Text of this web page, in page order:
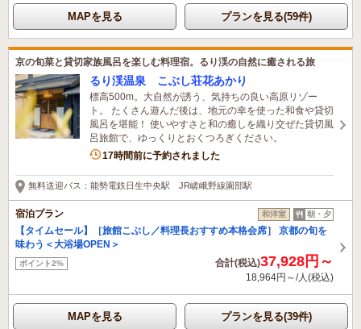
MAPを見る プランを見る(59件)
京の旬菜と貸切家族風呂を楽しむ料理宿。るり渓の自然に癒される旅
るり渓温泉 こぶし荘花あかり
標高500m。大自然が誘う、気持ちの良い高原リゾー
ト。 たくさん遊んだ後は、地元の幸を使った和食や貸切
風呂を堪能！ 使いやすさと和の癒しを織り交ぜた貸切風
呂旅館で、ゆっくりとおくつろぎください。
1名がこの宿を見ています
17時間前に予約されました
無料送迎バス：能勢電鉄日生中央駅 JR嵯峨野線園部駅
宿泊プラン 和洋室 朝・夕
【タイムセール】［旅館こぶし／料理長おすすめ本格会席］ 京都の旬を
味わう＜大浴場OPEN＞
ポイント2% 合計(税込)37,928円～
18,964円～/人(税込)
MAPを見る プランを見る(39件)